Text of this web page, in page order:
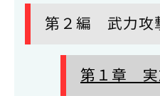
第２編 武力攻
第１章 実